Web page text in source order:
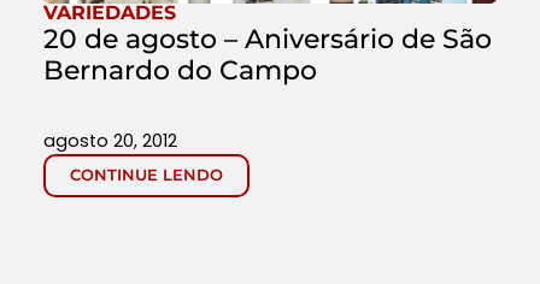
VARIEDADES
20 de agosto – Aniversário de São
Bernardo do Campo
CONTINUE LENDO
agosto 20, 2012